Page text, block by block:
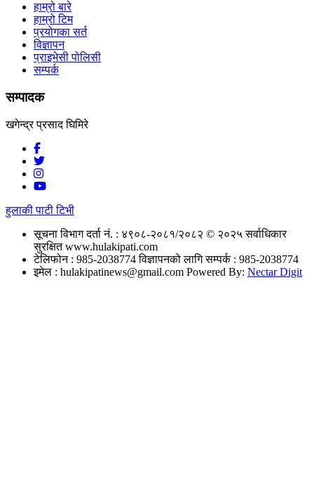
हाम्रो बारे
हाम्रो टिम
प्रयोगका सर्त
विज्ञापन
प्राइभेसी पोलिसी
सम्पर्क
सम्पादक
खगेन्द्र प्रसाद घिमिरे
हुलाकी पाटी टिभी
सूचना विभाग दर्ता नं. : ४९०८-२०८१/२०८२ © २०२५ सर्वाधिकार
सुरक्षित www.hulakipati.com
टेलिफोन : 985-2038774विज्ञापनको लागि सम्पर्क : 985-2038774
इमेल : hulakipatinews@gmail.com Powered By: Nectar Digit